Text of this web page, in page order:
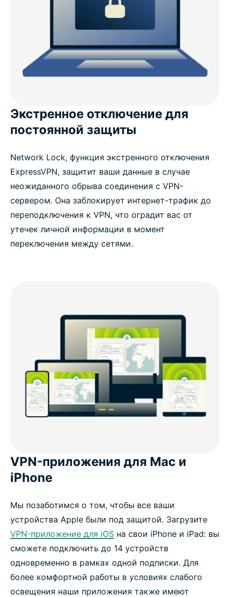
Экстренное отключение для
постоянной защиты
Network Lock, функция экстренного отключения
ExpressVPN, защитит ваши данные в случае
неожиданного обрыва соединения с VPN-
сервером. Она заблокирует интернет-трафик до
переподключения к VPN, что оградит вас от
утечек личной информации в момент
переключения между сетями.
VPN-приложения для Mac и
iPhone
Мы позаботимся о том, чтобы все ваши
устройства Apple были под защитой. Загрузите
VPN-приложение для iOS на свои iPhone и iPad: вы
сможете подключить до 14 устройств
одновременно в рамках одной подписки. Для
более комфортной работы в условиях слабого
освещения наши приложения также имеют